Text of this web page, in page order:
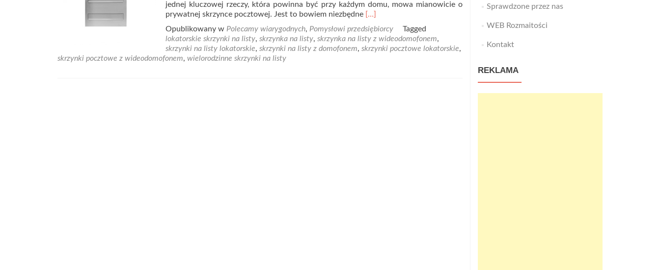
jednej kluczowej rzeczy, która powinna być przy każdym domu, mowa mianowicie o
prywatnej skrzynce pocztowej. Jest to bowiem niezbędne Read
about
Zainwestuj
w
[…]
Opublikowany w Polecamy wiarygodnych, Pomysłowi przedsiębiorcy
Tagged
lokatorskie skrzynki na listy, skrzynka na listy, skrzynka na listy z wideodomofonem,
skrzynki na listy lokatorskie, skrzynki na listy z domofonem, skrzynki pocztowe lokatorskie,
skrzynki pocztowe z wideodomofonem, wielorodzinne skrzynki na listy
Sprawdzone przez nas
WEB Rozmaitości
Kontakt
REKLAMA